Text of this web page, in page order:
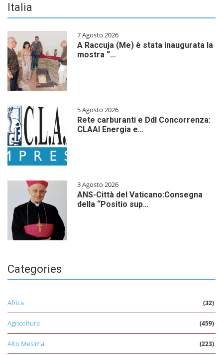
Italia
7 Agosto 2026
A Raccuja (Me) è stata inaugurata la
mostra “…
5 Agosto 2026
Rete carburanti e Ddl Concorrenza:
CLAAI Energia e…
3 Agosto 2026
ANS-Città del Vaticano:Consegna
della “Positio sup…
Categories
Africa (32)
Agricoltura (459)
Alto Mesima (223)